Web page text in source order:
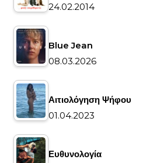
24.02.2014
Blue Jean
08.03.2026
Αιτιολόγηση Ψήφου
01.04.2023
Ευθυνολογία